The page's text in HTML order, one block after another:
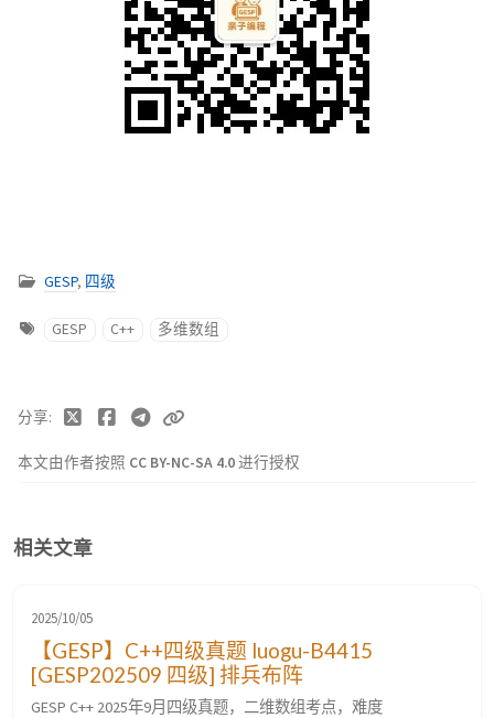
GESP, 四级
GESP C++ 多维数组
本文由作者按照 CC BY-NC-SA 4.0进行授权
分享
相关文章
2025/10/05
【GESP】C++四级真题 luogu-B4415
[GESP202509 四级] 排兵布阵
GESP C++ 2025年9月四级真题，二维数组考点，难度